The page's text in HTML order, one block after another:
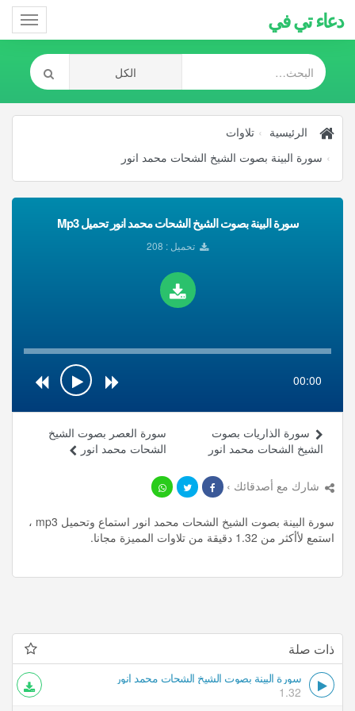
دعاء تي في
الرئيسية
تلاوات
سورة البينة بصوت الشيخ الشحات محمد انور
سورة البينة بصوت الشيخ الشحات محمد انور تحميل Mp3
تحميل : 208
00:00
سورة العصر بصوت الشيخ
الشحات محمد انور
سورة الذاريات بصوت
الشيخ الشحات محمد انور
شارك مع أصدقائك ›
سورة البينة بصوت الشيخ الشحات محمد انور استماع وتحميل mp3 ،
استمع لأأكثر من 1.32 دقيقة من تلاوات المميزة مجانا.
ذات صلة
سورة البينة بصوت الشيخ الشحات محمد انور
1.32